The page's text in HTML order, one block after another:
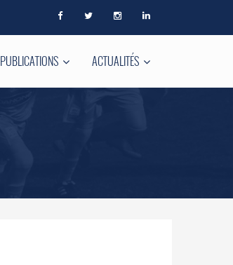
PUBLICATIONS ACTUALITÉS